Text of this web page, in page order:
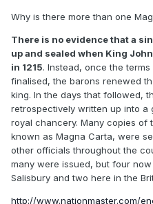
Why is there more than one
There is no evidence that a
up and sealed when King
in 1215. Instead, once the
finalised, the barons renewed
king. In the days that followed,
retrospectively written up into a
royal chancery. Many copies of
known as Magna Carta, were
other officials throughout the
many were issued, but four
Salisbury and two here in the
http://www.nationmaster.com/